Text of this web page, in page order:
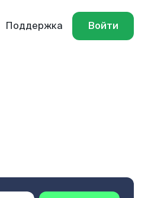
Поддержка Войти